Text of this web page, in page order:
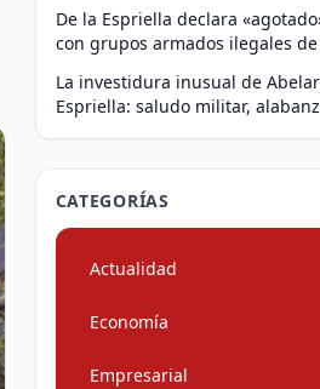
De la Espriella declara
con grupos armados ilegales
La investidura inusual de
Espriella: saludo militar,
CATEGORÍAS
Actualidad
Economía
Empresarial